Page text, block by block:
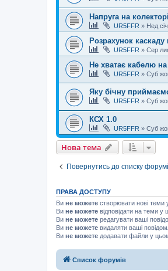
Напруга на колекторі
UR5FFR » Нед
Розрахунок каскаду
UR5FFR » Сер
Не хватає кабелю
UR5FFR » Суб
Яку бічну
UR5FFR » Суб
КСХ 1.0
UR5FFR » Суб
Нова тема
Повернутись до списку
ПРАВА ДОСТУПУ
Ви не можете створювати нові
Ви не можете відповідати на теми
Ви не можете редагувати ваші
Ви не можете видаляти ваші
Ви не можете додавати файли у
Список форумів